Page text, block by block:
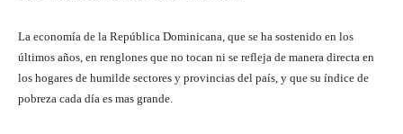
La economía de la República Dominicana, que se ha sostenido en los
últimos años, en renglones que no tocan ni se refleja de manera directa en
los hogares de humilde sectores y provincias del país, y que su índice de
pobreza cada día es mas grande.